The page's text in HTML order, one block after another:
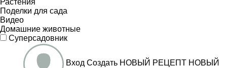
Растения
Поделки для сада
Видео
Домашние животные
Суперсадовник
Вход Создать НОВЫЙ РЕЦЕПТ НОВЫЙ